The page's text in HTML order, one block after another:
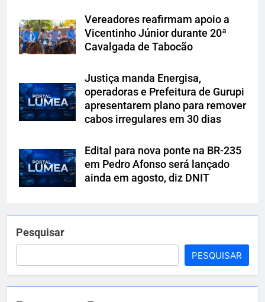
Vereadores reafirmam apoio a
Vicentinho Júnior durante 20ª
Cavalgada de Tabocão
Justiça manda Energisa,
operadoras e Prefeitura de Gurupi
apresentarem plano para remover
cabos irregulares em 30 dias
Edital para nova ponte na BR-235
em Pedro Afonso será lançado
ainda em agosto, diz DNIT
Pesquisar
PESQUISAR